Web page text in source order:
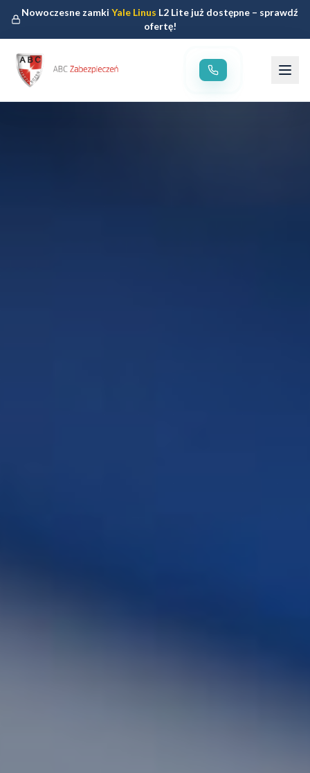
Nowoczesne zamkiYale Linus L2 Lite już dostępne – sprawdź
ofertę!